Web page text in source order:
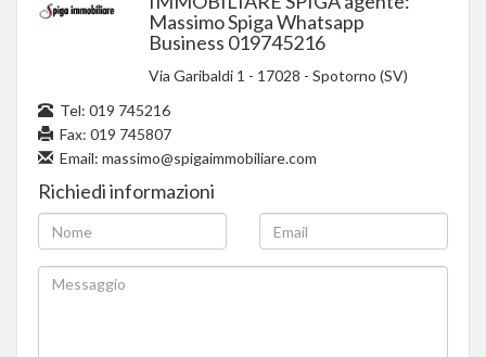
Massimo Spiga Whatsapp
Business 019745216
Via Garibaldi 1 - 17028 - Spotorno (SV)
Tel: 019 745216
Fax: 019 745807
Email: massimo@spigaimmobiliare.com
Richiedi informazioni